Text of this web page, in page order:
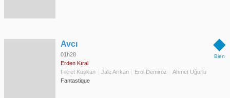
◆
Bien
Avcı
01h28
Erden Kıral
Fikret Kuşkan
Jale Arıkan Erol Demiröz
Ahmet Uğurlu
Fantastique